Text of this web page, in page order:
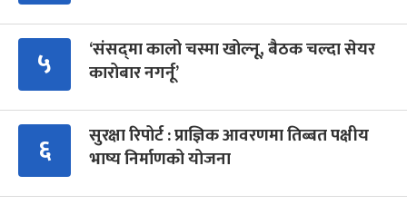
५
‘संसद्‍मा कालो चस्मा खोल्नू, बैठक चल्दा सेयर
कारोबार नगर्नू’
६
सुरक्षा रिपोर्ट : प्राज्ञिक आवरणमा तिब्बत पक्षीय
भाष्य निर्माणको योजना